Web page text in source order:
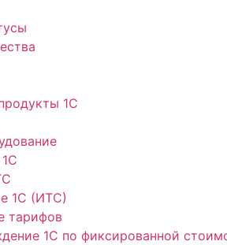
1C
1С (ИТС)
тарифов
1С по фиксированной